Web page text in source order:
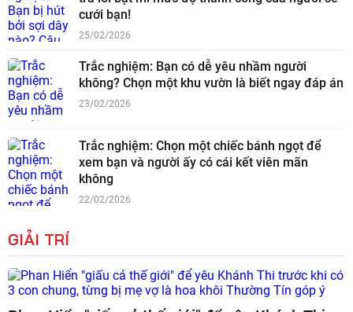
cưới bạn!
25/02/2026
Trắc nghiệm: Bạn có dễ yêu nhầm người
không? Chọn một khu vườn là biết ngay đáp án
23/02/2026
Trắc nghiệm: Chọn một chiếc bánh ngọt để
xem bạn và người ấy có cái kết viên mãn
không
22/02/2026
GIẢI TRÍ